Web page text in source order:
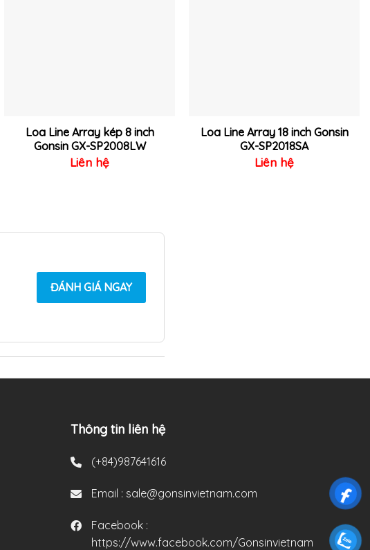
Loa Line Array kép 8 inch
Gonsin GX-SP2008LW
Liên hệ
Loa Line Array 18 inch Gonsin
GX-SP2018SA
Liên hệ
ĐÁNH GIÁ NGAY
Thông tin liên hệ
(+84)987641616
Email : sale@gonsinvietnam.com
Facebook :
https://www.facebook.com/Gonsinvietnam